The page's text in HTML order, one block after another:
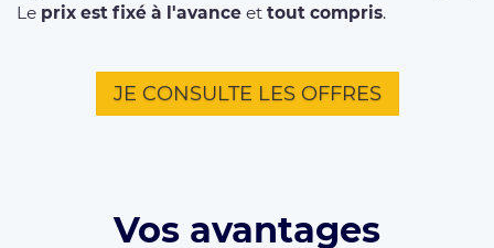
Le prix est fixé à l'avance et tout compris.
JE CONSULTE LES OFFRES
Vos avantages